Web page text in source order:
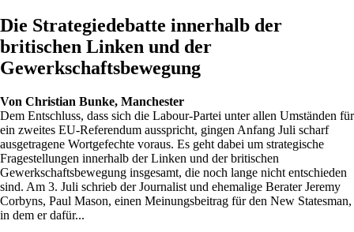
Die Strategiedebatte innerhalb der
britischen Linken und der
Gewerkschaftsbewegung
Von Christian Bunke, Manchester
Dem Entschluss, dass sich die Labour-Partei unter allen Umständen für
ein zweites EU-Referendum ausspricht, gingen Anfang Juli scharf
ausgetragene Wortgefechte voraus. Es geht dabei um strategische
Fragestellungen innerhalb der Linken und der britischen
Gewerkschaftsbewegung insgesamt, die noch lange nicht entschieden
sind. Am 3. Juli schrieb der Journalist und ehemalige Berater Jeremy
Corbyns, Paul Mason, einen Meinungsbeitrag für den New Statesman,
in dem er dafür...